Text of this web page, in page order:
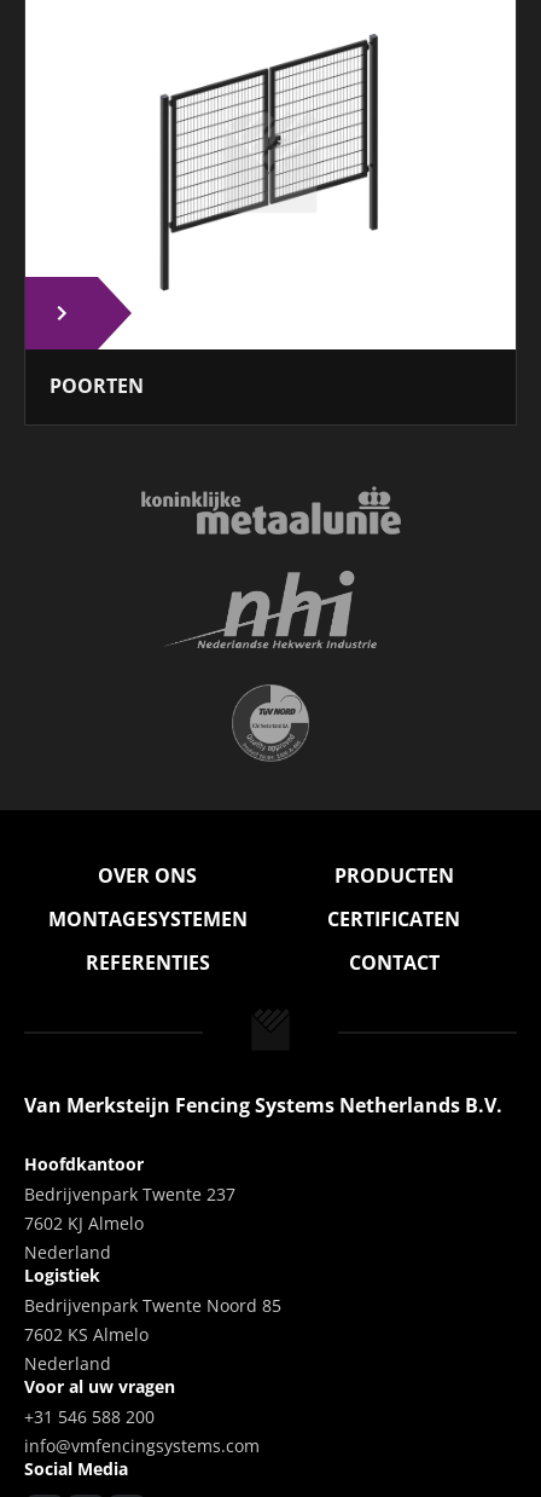
POORTEN
OVER ONS
PRODUCTEN
MONTAGESYSTEMEN
CERTIFICATEN
REFERENTIES
CONTACT
Van Merksteijn Fencing Systems Netherlands B.V.
Hoofdkantoor
Bedrijvenpark Twente 237
7602 KJ Almelo
Nederland
Logistiek
Bedrijvenpark Twente Noord 85
7602 KS Almelo
Nederland
Voor al uw vragen
+31 546 588 200
info@vmfencingsystems.com
Social Media